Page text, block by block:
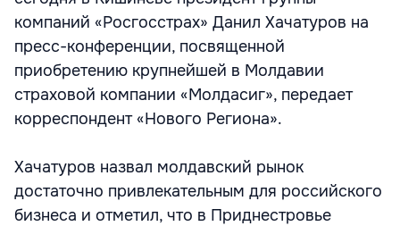
компаний «Росгосстрах» Данил Хачатуров на
пресс-конференции, посвященной
приобретению крупнейшей в Молдавии
страховой компании «Молдасиг», передает
корреспондент «Нового Региона».
Хачатуров назвал молдавский рынок
достаточно привлекательным для российского
бизнеса и отметил, что в Приднестровье